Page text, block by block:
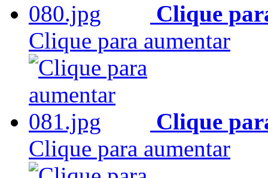
Clique
Clique para aumentar
Clique
Clique para aumentar